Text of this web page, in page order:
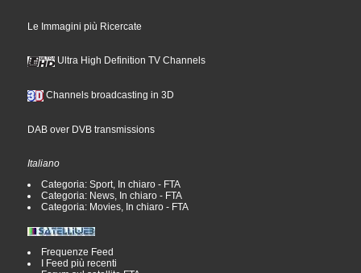
Le Immagini più Ricercate
Ultra High Definition TV Channels
Channels broadcasting in 3D
DAB over DVB transmissions
Italiano
Categoria: Sport, In chiaro - FTA
Categoria: News, In chiaro - FTA
Categoria: Movies, In chiaro - FTA
Frequenze Feed
I Feed più recenti